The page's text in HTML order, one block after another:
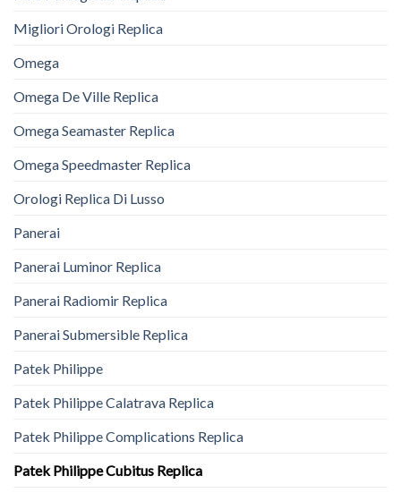
Migliori Orologi Replica
Omega
Omega De Ville Replica
Omega Seamaster Replica
Omega Speedmaster Replica
Orologi Replica Di Lusso
Panerai
Panerai Luminor Replica
Panerai Radiomir Replica
Panerai Submersible Replica
Patek Philippe
Patek Philippe Calatrava Replica
Patek Philippe Complications Replica
Patek Philippe Cubitus Replica